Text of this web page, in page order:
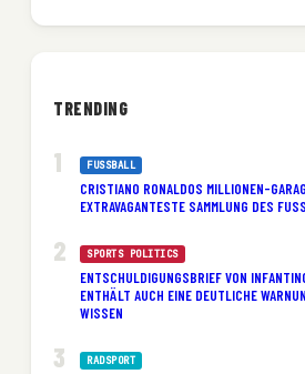
TRENDING
FUSSBALL
CRISTIANO RONALDOS MILLIONEN-
EXTRAVAGANTESTE SAMMLUNG DES
SPORTS POLITICS
ENTSCHULDIGUNGSBRIEF VON
ENTHÄLT AUCH EINE DEUTLICHE
WISSEN
RADSPORT